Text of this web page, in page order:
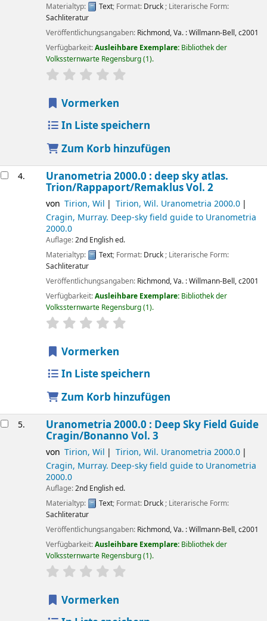
Materialtyp:
Text; Format: Druck; Literarische Form:
Sachliteratur
Veröffentlichungsangaben: Richmond, Va. :Willmann-Bell,c2001
Verfügbarkeit:Ausleihbare Exemplare: Bibliothek der
Volkssternwarte Regensburg(1).
Sternchenbewertung
Vormerken
In Liste speichern
Zum Korb hinzufügen
4. Uranometria 2000.0 : deep sky atlas.
Trion/Rappaport/RemaklusVol. 2
von Tirion, Wil Tirion, Wil. Uranometria 2000.0
Cragin, Murray. Deep-sky field guide to Uranometria
2000.0
Auflage:2nd English ed.
Materialtyp:
Text; Format: Druck; Literarische Form:
Sachliteratur
Veröffentlichungsangaben: Richmond, Va. :Willmann-Bell,c2001
Verfügbarkeit:Ausleihbare Exemplare: Bibliothek der
Volkssternwarte Regensburg(1).
Sternchenbewertung
Vormerken
In Liste speichern
Zum Korb hinzufügen
5. Uranometria 2000.0 : Deep Sky Field Guide
Cragin/Bonanno Vol. 3
von Tirion, Wil Tirion, Wil. Uranometria 2000.0
Cragin, Murray. Deep-sky field guide to Uranometria
2000.0
Auflage:2nd English ed.
Materialtyp:
Text; Format: Druck; Literarische Form:
Sachliteratur
Veröffentlichungsangaben: Richmond, Va. :Willmann-Bell,c2001
Verfügbarkeit:Ausleihbare Exemplare: Bibliothek der
Volkssternwarte Regensburg(1).
Sternchenbewertung
Vormerken